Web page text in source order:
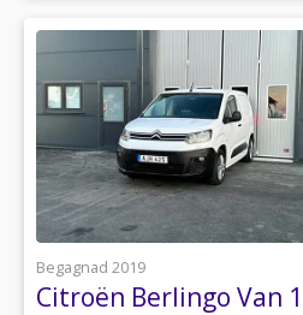
Begagnad 2019